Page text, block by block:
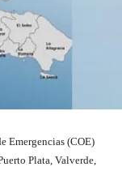
Emergencias (COE)
Plata, Valverde,